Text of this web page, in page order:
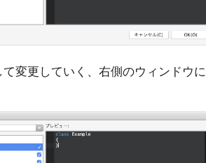
変更していく、右側のウィンドウに